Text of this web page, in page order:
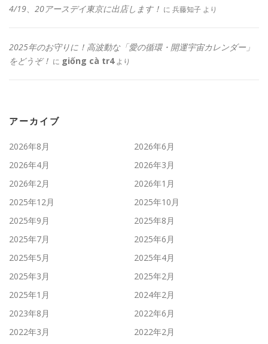
4/19、20アースデイ東京に出店します！ に 兵藤知子 より
2025年のお守りに！高波動な「愛の循環・開運宇宙カレンダー」
をどうぞ！ に giống cà tr4より
アーカイブ
2026年8月
2026年6月
2026年4月
2026年3月
2026年2月
2026年1月
2025年12月
2025年10月
2025年9月
2025年8月
2025年7月
2025年6月
2025年5月
2025年4月
2025年3月
2025年2月
2025年1月
2024年2月
2023年8月
2022年6月
2022年3月
2022年2月